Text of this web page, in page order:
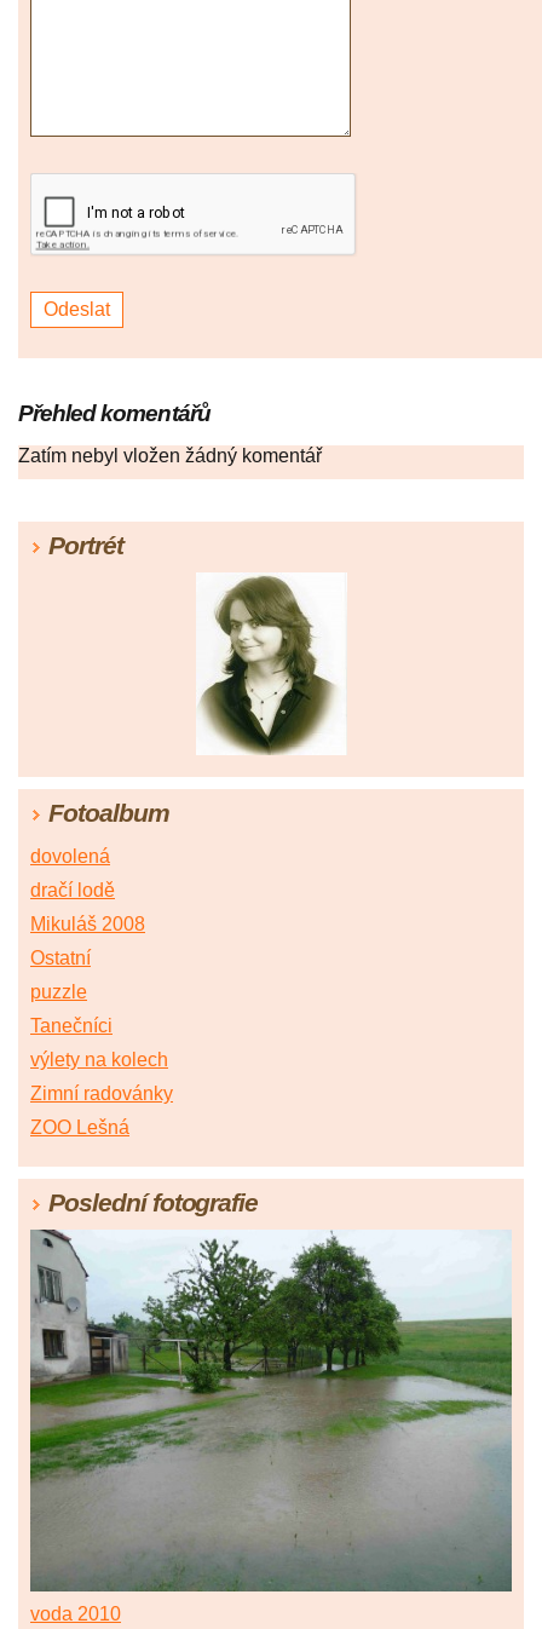
Přehled komentářů
Zatím nebyl vložen žádný komentář
Portrét
Fotoalbum
dovolená
dračí lodě
Mikuláš 2008
Ostatní
puzzle
Tanečníci
výlety na kolech
Zimní radovánky
ZOO Lešná
Poslední fotografie
voda 2010